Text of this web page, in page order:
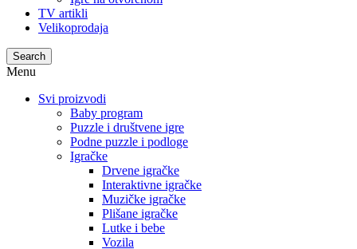
TV artikli
Velikoprodaja
Search
Menu
Svi proizvodi
Baby program
Puzzle i društvene igre
Podne puzzle i podloge
Igračke
Drvene igračke
Interaktivne igračke
Muzičke igračke
Plišane igračke
Lutke i bebe
Vozila